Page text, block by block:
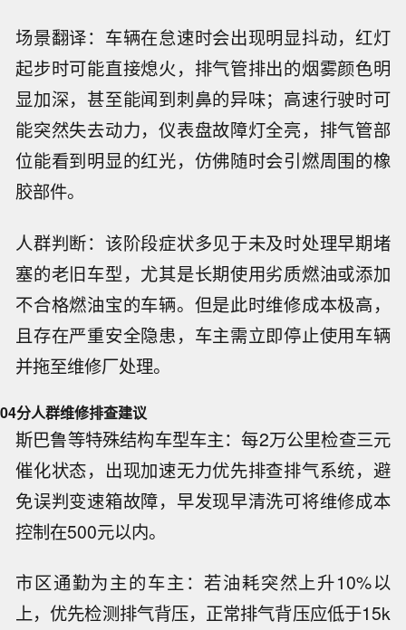
场景翻译：车辆在怠速时会出现明显抖动，红灯
起步时可能直接熄火，排气管排出的烟雾颜色明
显加深，甚至能闻到刺鼻的异味；高速行驶时可
能突然失去动力，仪表盘故障灯全亮，排气管部
位能看到明显的红光，仿佛随时会引燃周围的橡
胶部件。
人群判断：该阶段症状多见于未及时处理早期堵
塞的老旧车型，尤其是长期使用劣质燃油或添加
不合格燃油宝的车辆。但是此时维修成本极高，
且存在严重安全隐患，车主需立即停止使用车辆
并拖至维修厂处理。
04分人群维修排查建议
斯巴鲁等特殊结构车型车主：每2万公里检查三元
催化状态，出现加速无力优先排查排气系统，避
免误判变速箱故障，早发现早清洗可将维修成本
控制在500元以内。
市区通勤为主的车主：若油耗突然上升10%以
上，优先检测排气背压，正常排气背压应低于15k